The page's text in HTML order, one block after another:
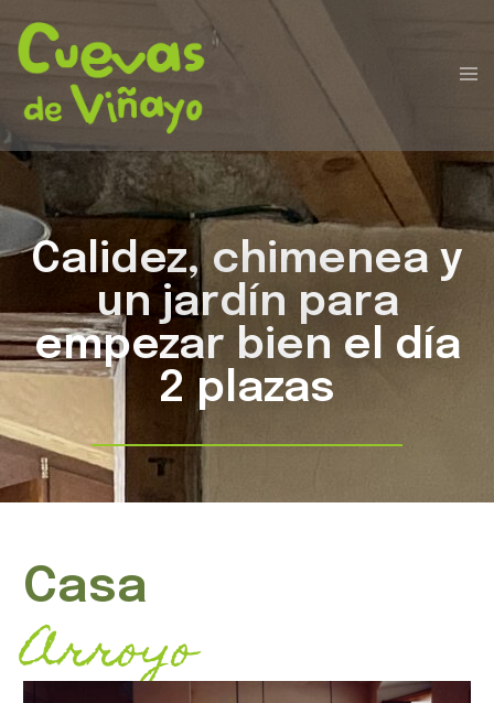
Calidez, chimenea y
un jardín para
empezar bien el día
2 plazas
Casa
Arroyo